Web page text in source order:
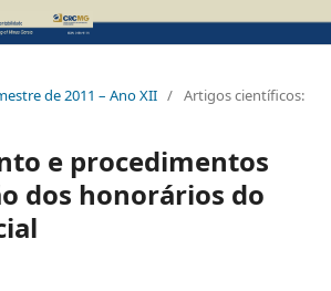
de 2011 – Ano XII / Artigos científicos:
e procedimentos
dos honorários do